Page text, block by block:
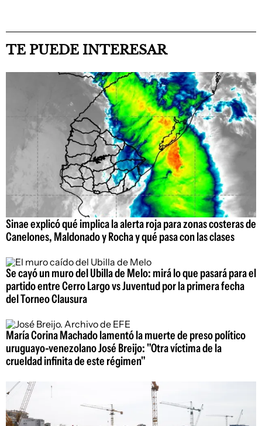
TE PUEDE INTERESAR
Sinae explicó qué implica la alerta roja para zonas costeras de
Canelones, Maldonado y Rocha y qué pasa con las clases
Se cayó un muro del Ubilla de Melo: mirá lo que pasará para el
partido entre Cerro Largo vs Juventud por la primera fecha
del Torneo Clausura
María Corina Machado lamentó la muerte de preso político
uruguayo-venezolano José Breijo: "Otra víctima de la
crueldad infinita de este régimen"